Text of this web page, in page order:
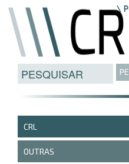
Saltar para o conteúdo
CRL
OUTRAS